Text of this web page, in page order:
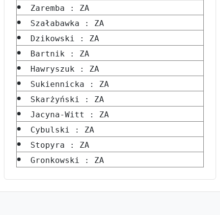
Zaremba : ZA
Szałabawka : ZA
Dzikowski : ZA
Bartnik : ZA
Hawryszuk : ZA
Sukiennicka : ZA
Skarżyński : ZA
Jacyna-Witt : ZA
Cybulski : ZA
Stopyra : ZA
Gronkowski : ZA